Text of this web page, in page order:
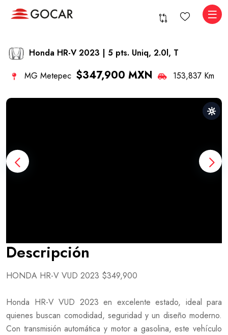
Honda HR-V 2023 | 5 pts. Uniq, 2.0l, T
MG Metepec $347,900 MXN 153,837 Km
Descripción
HONDA HR-V VUD 2023 $349,900
Honda HR-V VUD 2023 en excelente estado, ideal para
quienes buscan comodidad, seguridad y un diseño moderno.
Con transmisión automática y motor a gasolina, este vehículo